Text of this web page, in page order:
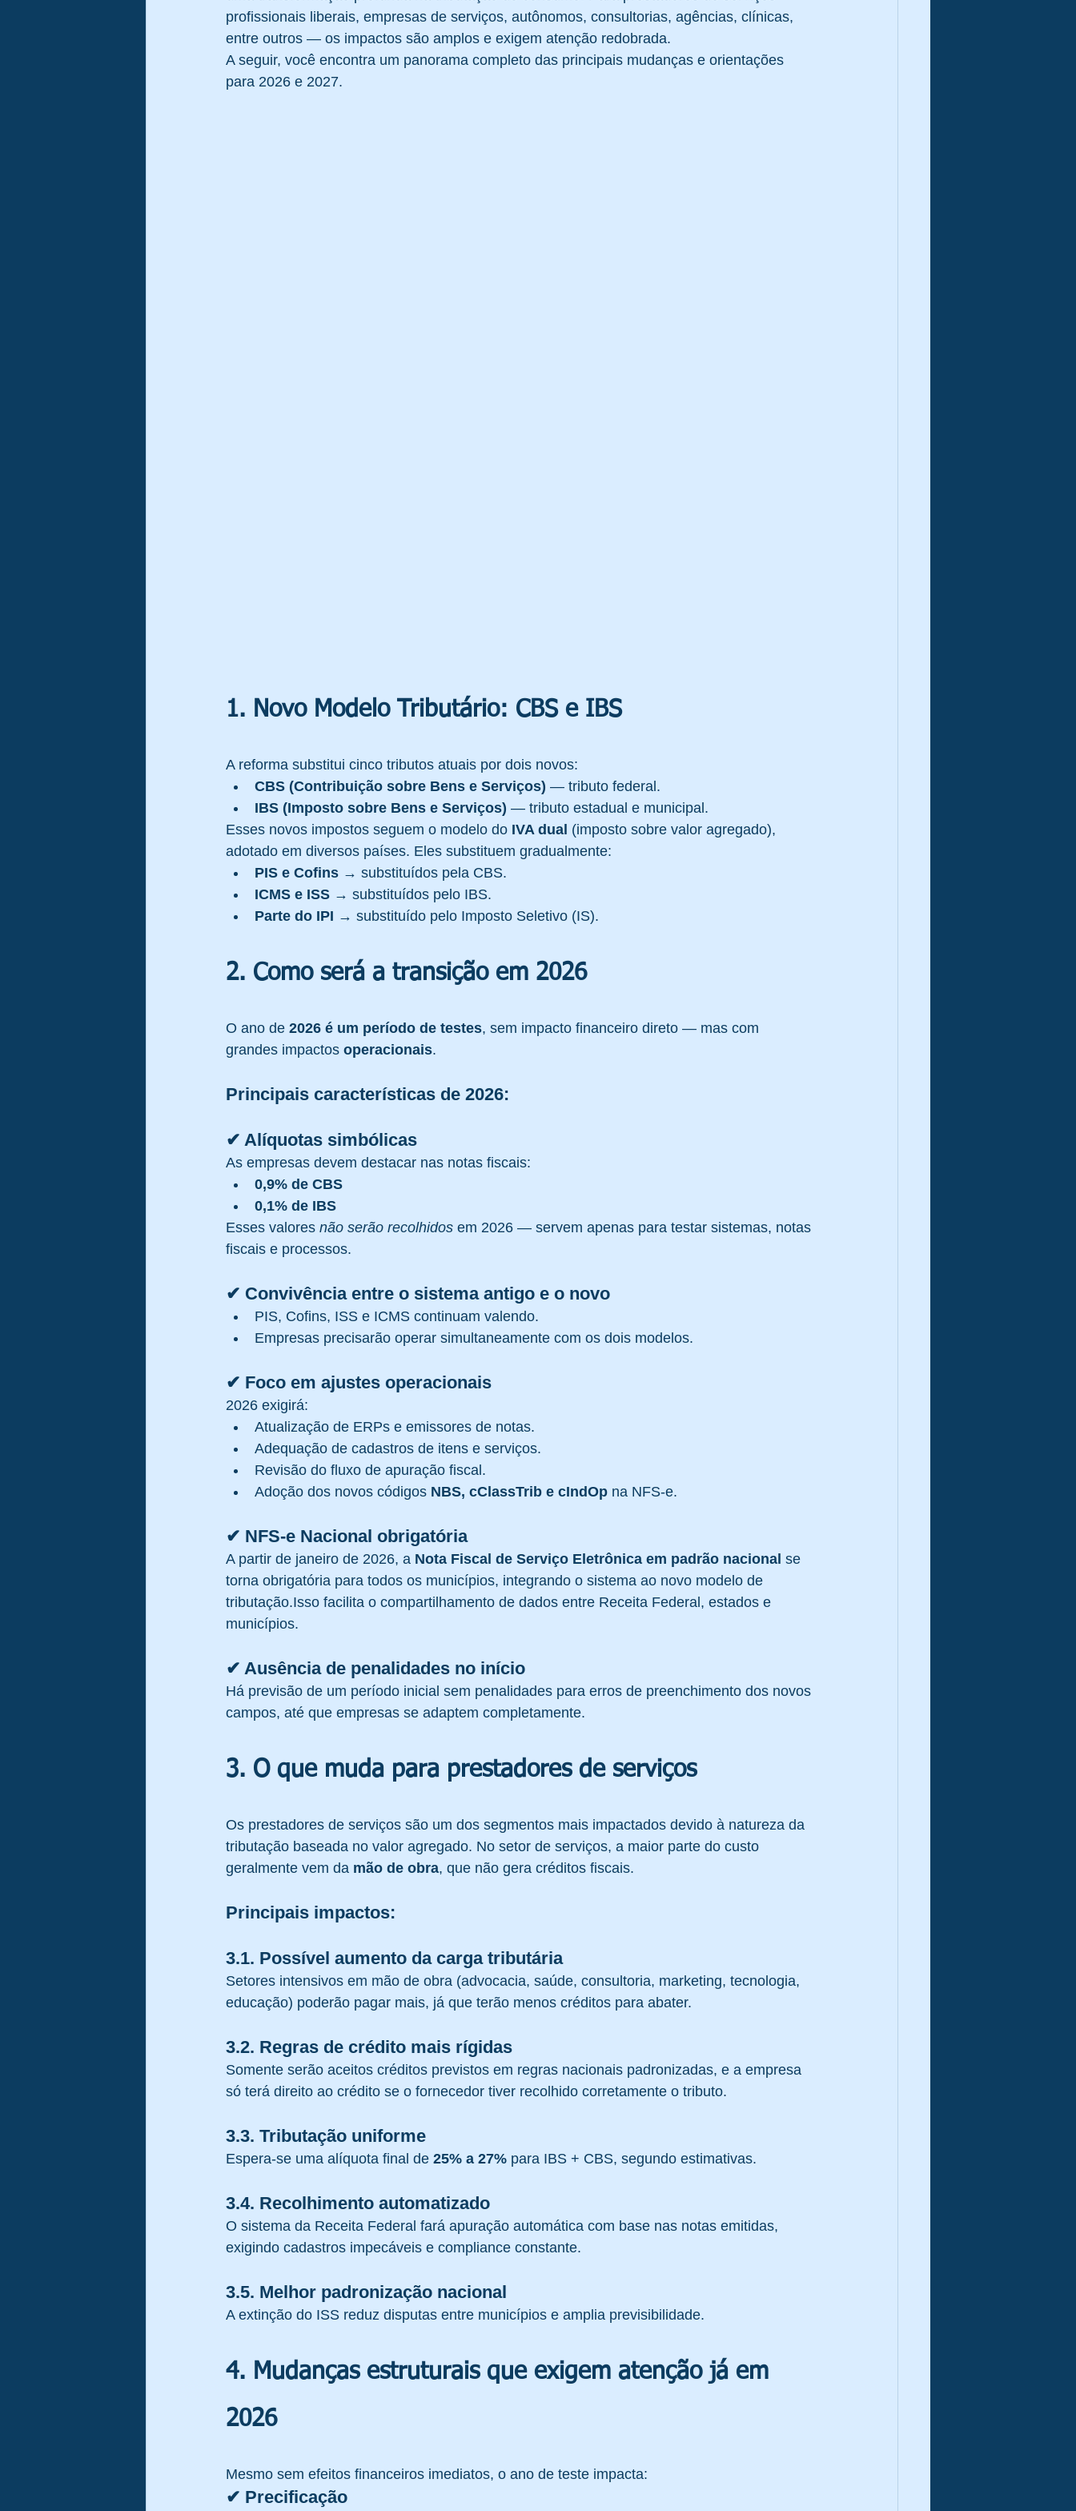
Gestão de Riscos Auditoria Saúde e Segurança Regulamentação Processos de Gestão
profissionais liberais, empresas de serviços, autônomos, consultorias, agências, clínicas,
entre outros — os impactos são amplos e exigem atenção redobrada.
A seguir, você encontra um panorama completo das principais mudanças e orientações
para 2026 e 2027.
1. Novo Modelo Tributário: CBS e IBS
A reforma substitui cinco tributos atuais por dois novos:
CBS (Contribuição sobre Bens e Serviços) — tributo federal.
IBS (Imposto sobre Bens e Serviços) — tributo estadual e municipal.
Esses novos impostos seguem o modelo do IVA dual (imposto sobre valor agregado),
adotado em diversos países. Eles substituem gradualmente:
PIS e Cofins → substituídos pela CBS.
ICMS e ISS → substituídos pelo IBS.
Parte do IPI → substituído pelo Imposto Seletivo (IS).
2. Como será a transição em 2026
O ano de 2026 é um período de testes, sem impacto financeiro direto — mas com
grandes impactos operacionais.
Principais características de 2026:
✔ Alíquotas simbólicas
As empresas devem destacar nas notas fiscais:
0,9% de CBS
0,1% de IBS
Esses valores não serão recolhidos em 2026 — servem apenas para testar sistemas, notas
fiscais e processos.
✔ Convivência entre o sistema antigo e o novo
PIS, Cofins, ISS e ICMS continuam valendo.
Empresas precisarão operar simultaneamente com os dois modelos.
✔ Foco em ajustes operacionais
2026 exigirá:
Atualização de ERPs e emissores de notas.
Adequação de cadastros de itens e serviços.
Revisão do fluxo de apuração fiscal.
Adoção dos novos códigos NBS, cClassTrib e cIndOp na NFS-e.
✔ NFS-e Nacional obrigatória
A partir de janeiro de 2026, a Nota Fiscal de Serviço Eletrônica em padrão nacional se
torna obrigatória para todos os municípios, integrando o sistema ao novo modelo de
tributação.Isso facilita o compartilhamento de dados entre Receita Federal, estados e
municípios.
✔ Ausência de penalidades no início
Há previsão de um período inicial sem penalidades para erros de preenchimento dos novos
campos, até que empresas se adaptem completamente.
3. O que muda para prestadores de serviços
Os prestadores de serviços são um dos segmentos mais impactados devido à natureza da
tributação baseada no valor agregado. No setor de serviços, a maior parte do custo
geralmente vem da mão de obra, que não gera créditos fiscais.
Principais impactos:
3.1. Possível aumento da carga tributária
Setores intensivos em mão de obra (advocacia, saúde, consultoria, marketing, tecnologia,
educação) poderão pagar mais, já que terão menos créditos para abater.
3.2. Regras de crédito mais rígidas
Somente serão aceitos créditos previstos em regras nacionais padronizadas, e a empresa
só terá direito ao crédito se o fornecedor tiver recolhido corretamente o tributo.
3.3. Tributação uniforme
Espera-se uma alíquota final de 25% a 27% para IBS + CBS, segundo estimativas.
3.4. Recolhimento automatizado
O sistema da Receita Federal fará apuração automática com base nas notas emitidas,
exigindo cadastros impecáveis e compliance constante.
3.5. Melhor padronização nacional
A extinção do ISS reduz disputas entre municípios e amplia previsibilidade.
4. Mudanças estruturais que exigem atenção já em
2026
Mesmo sem efeitos financeiros imediatos, o ano de teste impacta:
✔ Precificação